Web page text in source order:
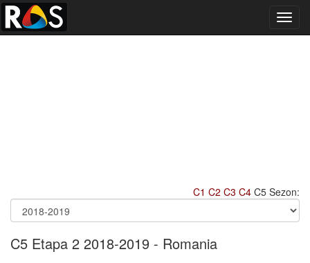
C1 C2 C3 C4 C5 Sezon:
C5 Etapa 2 2018-2019 - Romania